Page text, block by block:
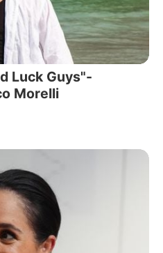
Luck Guys"-
Morelli